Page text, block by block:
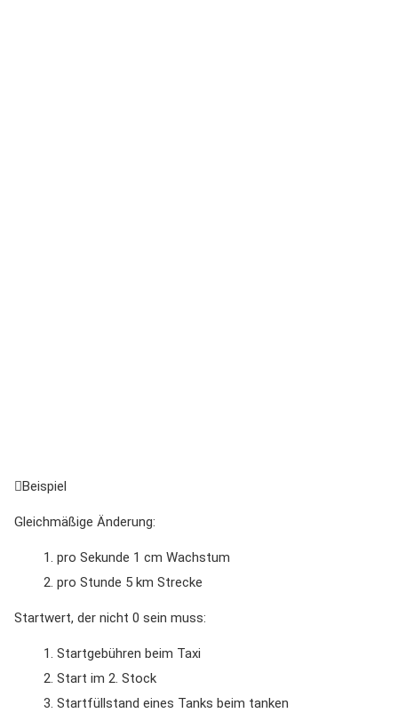
Beispiel
Gleichmäßige Änderung:
pro Sekunde 1 cm Wachstum
pro Stunde 5 km Strecke
Startwert, der nicht 0 sein muss:
Startgebühren beim Taxi
Start im 2. Stock
Startfüllstand eines Tanks beim tanken